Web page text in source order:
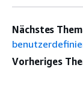
Nächstes
Vorheriges